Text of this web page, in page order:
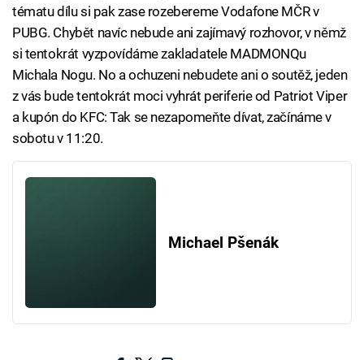
tématu dílu si pak zase rozebereme Vodafone MČR v
PUBG. Chybět navíc nebude ani zajímavý rozhovor, v němž
si tentokrát vyzpovídáme zakladatele MADMONQu
Michala Nogu. No a ochuzeni nebudete ani o soutěž, jeden
z vás bude tentokrát moci vyhrát periferie od Patriot Viper
a kupón do KFC: Tak se nezapomeňte dívat, začínáme v
sobotu v 11:20.
Michael Pšenák